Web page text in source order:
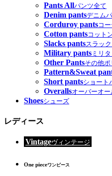
Pants Allパンツ全て
Denim pantsデニム
Corduroy pantsコ
Cotton pantsコット
Slacks pantsスラッ
Military pants ミリ
Other Pantsその他
Pattern&Sweat
Short pantsショート
Overallsオーバーオー
Shoesシューズ
レディース
Vintageヴィンテージ
One pieceワンピース